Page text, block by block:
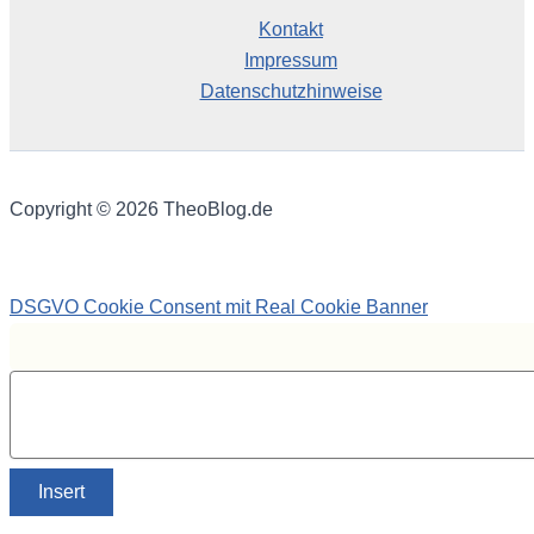
Kontakt
Impressum
Datenschutzhinweise
Copyright © 2026 TheoBlog.de
DSGVO Cookie Consent mit Real Cookie Banner
Insert